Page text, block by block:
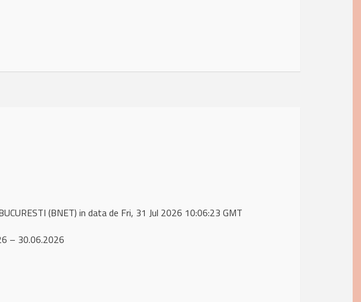
(BNET) in data de Fri, 31 Jul 2026 10:06:23 GMT
– 30.06.2026